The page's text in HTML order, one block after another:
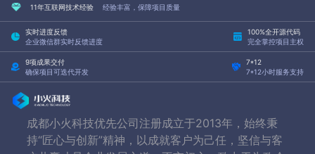
11年互联网技术经验 经验丰富，保障项目质量
实时进度反馈
企业微信群实时反馈进度
100%全开源代码
完全掌控项目主权
9项成果交付
确保项目可迭代开发
7*12
7*12小时服务支持
成都小火科技优先公司注册成立于2013年，始终秉
持“匠心与创新”精神，以成就客户为己任，坚信与客